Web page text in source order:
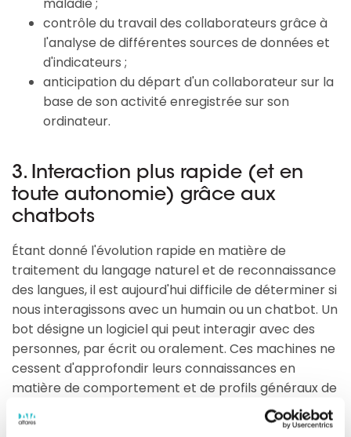
contrôle du travail des collaborateurs grâce à
l'analyse de différentes sources de données et
d'indicateurs ;
anticipation du départ d'un collaborateur sur la
base de son activité enregistrée sur son
ordinateur.
3. Interaction plus rapide (et en
toute autonomie) grâce aux
chatbots
Étant donné l'évolution rapide en matière de
traitement du langage naturel et de reconnaissance
des langues, il est aujourd'hui difficile de déterminer si
nous interagissons avec un humain ou un chatbot. Un
bot désigne un logiciel qui peut interagir avec des
personnes, par écrit ou oralement. Ces machines ne
cessent d'approfondir leurs connaissances en
matière de comportement et de profils généraux de
clients ainsi que sur les préférences de certains
clients.